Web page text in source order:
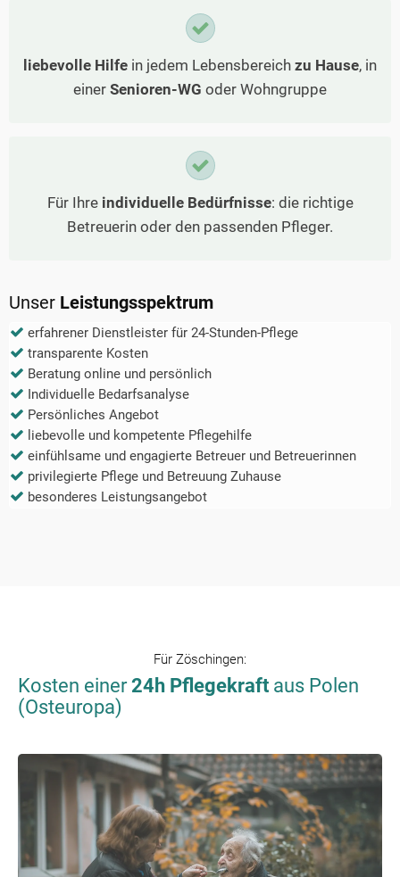
liebevolle Hilfe in jedem Lebensbereich zu Hause, in
einer Senioren-WG oder Wohngruppe
Für Ihre individuelle Bedürfnisse: die richtige
Betreuerin oder den passenden Pfleger.
Unser Leistungsspektrum
erfahrener Dienstleister für 24-Stunden-Pflege
transparente Kosten
Beratung online und persönlich
Individuelle Bedarfsanalyse
Persönliches Angebot
liebevolle und kompetente Pflegehilfe
einfühlsame und engagierte Betreuer und Betreuerinnen
privilegierte Pflege und Betreuung Zuhause
besonderes Leistungsangebot
Für Zöschingen:
Kosten einer24h Pflegekraft aus Polen
(Osteuropa)